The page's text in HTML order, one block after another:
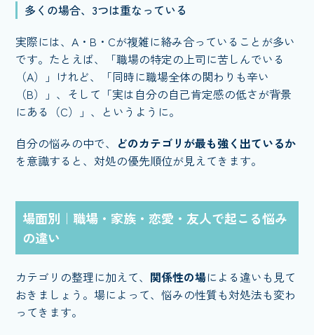
多くの場合、3つは重なっている
実際には、A・B・Cが複雑に絡み合っていることが多い
です。たとえば、「職場の特定の上司に苦しんでいる
（A）」けれど、「同時に職場全体の関わりも辛い
（B）」、そして「実は自分の自己肯定感の低さが背景
にある（C）」、というように。
自分の悩みの中で、
どのカテゴリが最も強く出ているか
を意識すると、対処の優先順位が見えてきます。
場面別｜職場・家族・恋愛・友人で起こる悩み
の違い
カテゴリの整理に加えて、 関係性の場による違いも見て
おきましょう。場によって、悩みの性質も対処法も変わ
ってきます。